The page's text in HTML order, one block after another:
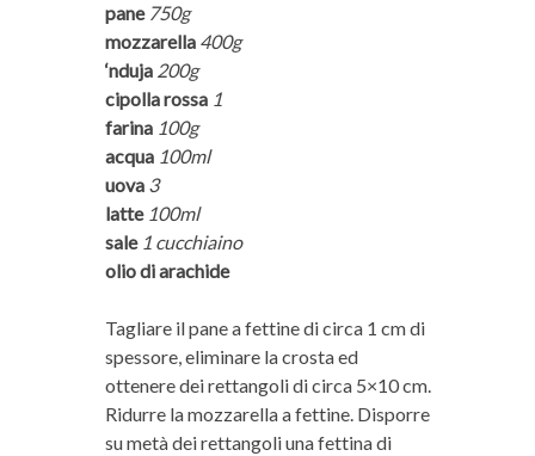
pane750g
mozzarella 400g
‘nduja 200g
cipolla rossa 1
farina 100g
acqua 100ml
uova 3
latte 100ml
sale 1 cucchiaino
olio di arachide
Tagliare il pane a fettine di circa 1 cm di
spessore, eliminare la crosta ed
ottenere dei rettangoli di circa 5×10 cm.
Ridurre la mozzarella a fettine. Disporre
su metà dei rettangoli una fettina di